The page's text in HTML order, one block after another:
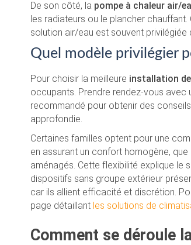
De son côté, la pompe à chaleur air/
les radiateurs ou le plancher
solution air/eau est souvent privilégiée
Quel modèle privilégier
Pour choisir la meilleure installation
occupants. Prendre rendez-vous avec
recommandé pour obtenir des
approfondie.
Certaines familles optent pour une
en assurant un confort homogène,
aménagés. Cette flexibilité explique le
dispositifs sans groupe extérieur
car ils allient efficacité et discrétion.
page détaillant les solutions de
Comment se déroule